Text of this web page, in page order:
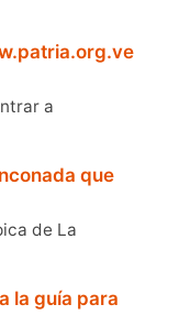
a
que
de La
la guía para